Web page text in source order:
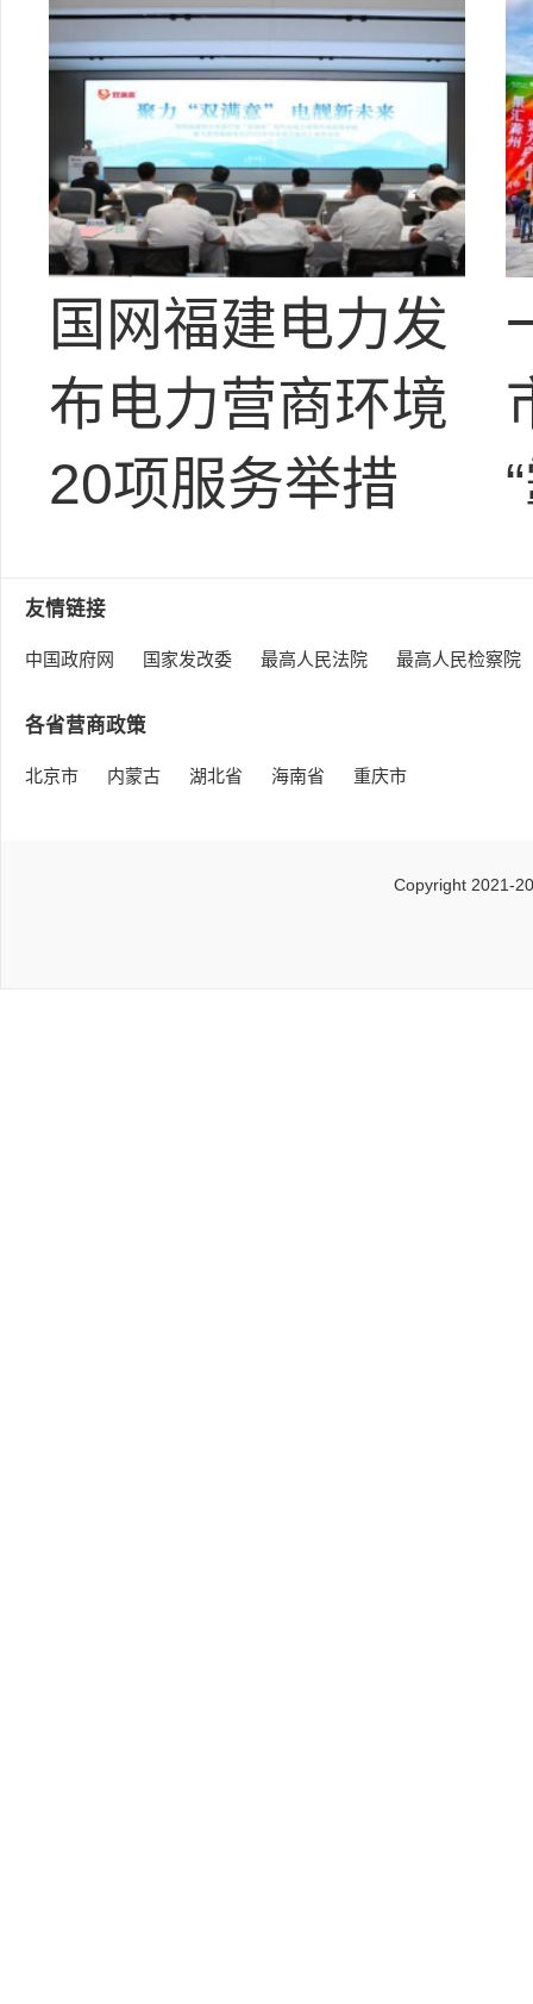
国网福建电力发
布电力营商环境
20项服务举措
友情链接
中国政府网 国家发改委 最高人民法院 最高人民检察院
各省营商政策
北京市 内蒙古 湖北省 海南省 重庆市
Copyright 2021-